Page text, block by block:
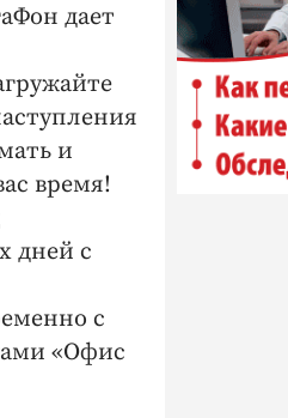
дает
и
время!
дней с
с
«Офис